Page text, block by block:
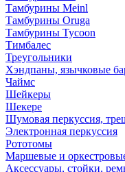
Тамбурины Meinl
Тамбурины Oruga
Тамбурины Tycoon
Тимбалес
Треугольники
Хэндпаны, язычковые
Чаймс
Шейкеры
Шекере
Шумовая перкуссия,
Электронная перкуссия
Рототомы
Маршевые и
Аксессуары, стойки,